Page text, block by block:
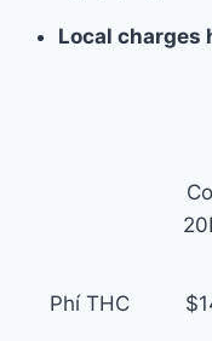
Local charges
Phí THC